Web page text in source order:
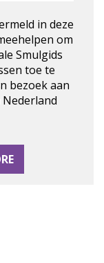
in deze
om
Smulgids
toe te
bezoek aan